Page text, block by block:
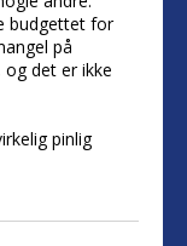
budgettet for
på
og det er ikke
pinlig